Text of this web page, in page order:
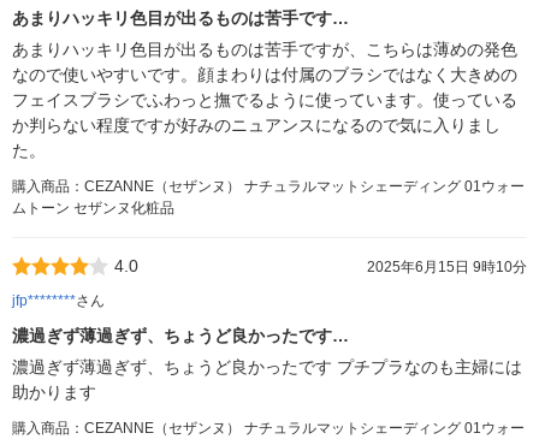
あまりハッキリ色目が出るものは苦手です…
あまりハッキリ色目が出るものは苦手ですが、こちらは薄めの発色
なので使いやすいです。顔まわりは付属のブラシではなく大きめの
フェイスブラシでふわっと撫でるように使っています。使っている
か判らない程度ですが好みのニュアンスになるので気に入りまし
た。
購入商品：CEZANNE（セザンヌ） ナチュラルマットシェーディング 01ウォー
ムトーン セザンヌ化粧品
4.0
2025年6月15日 9時10分
jfp********さん
濃過ぎず薄過ぎず、ちょうど良かったです…
濃過ぎず薄過ぎず、ちょうど良かったです プチプラなのも主婦には
助かります
購入商品：CEZANNE（セザンヌ） ナチュラルマットシェーディング 01ウォー